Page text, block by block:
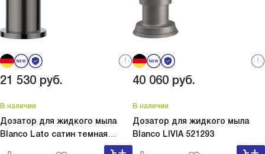
21 530 руб.
В наличии
Дозатор для жидкого мыла
Blanco Lato сатин темная
Lato сатин темная сталь
40 060 руб.
В наличии
Дозатор для жидкого мыла
Blanco LIVIA 521293